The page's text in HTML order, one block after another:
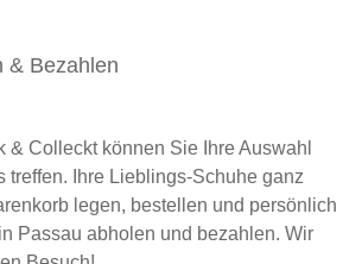
& Bezahlen
& Colleckt können Sie Ihre Auswahl
treffen. Ihre Lieblings-Schuhe ganz
legen, bestellen und persönlich
Passau abholen und bezahlen. Wir